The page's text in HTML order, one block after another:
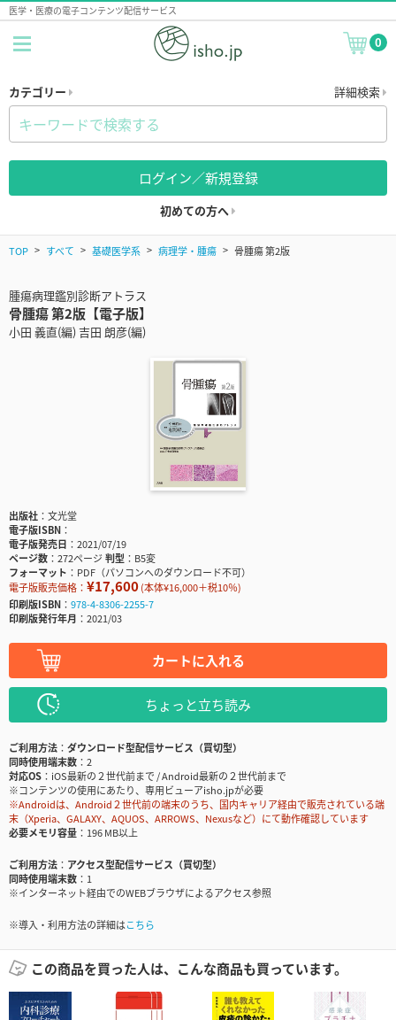
医学・医療の電子コンテンツ配信サービス
0
カテゴリー 詳細検索
ログイン／新規登録
初めての方へ
TOP すべて 基礎医学系 病理学・腫瘍 骨腫瘍 第2版
腫瘍病理鑑別診断アトラス
骨腫瘍 第2版【電子版】
小田 義直(編) 吉田 朗彦(編)
出版社
文光堂
電子版ISBN
電子版発売日
2021/07/19
ページ数
272ページ判型
B5変
フォーマット
PDF（パソコンへのダウンロード不可）
電子版販売価格： ¥17,600(本体¥16,000＋税10％)
印刷版ISBN
978-4-8306-2255-7
印刷版発行年月
2021/03
カートに入れる
ちょっと立ち読み
ご利用方法
ダウンロード型配信サービス（買切型）
同時使用端末数
2
対応OS
iOS最新の２世代前まで / Android最新の２世代前まで
※コンテンツの使用にあたり、専用ビューアisho.jpが必要
※Androidは、Android２世代前の端末のうち、国内キャリア経由で販売されている端
末（Xperia、GALAXY、AQUOS、ARROWS、Nexusなど）にて動作確認しています
必要メモリ容量
196 MB以上
ご利用方法
アクセス型配信サービス（買切型）
同時使用端末数
1
※インターネット経由でのWEBブラウザによるアクセス参照
※導入・利用方法の詳細はこちら
この商品を買った人は、こんな商品も買っています。